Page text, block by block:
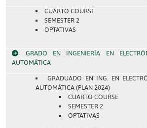
CUARTO COURSE
SEMESTER 2
OPTATIVAS
GRADO EN INGENIERÍA EN
AUTOMÁTICA
GRADUADO EN ING. EN
AUTOMÁTICA (PLAN 2024)
CUARTO COURSE
SEMESTER 2
OPTATIVAS